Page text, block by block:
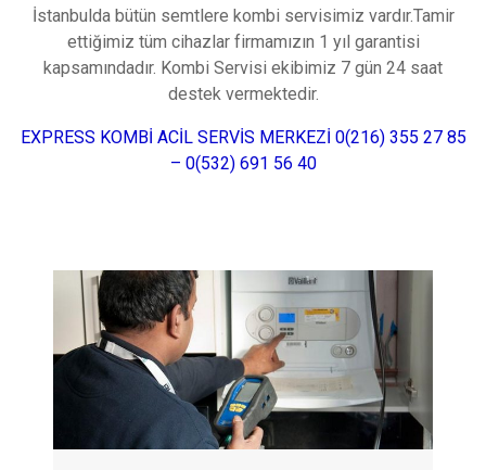
İstanbulda bütün semtlere kombi servisimiz vardır.Tamir
ettiğimiz tüm cihazlar firmamızın 1 yıl garantisi
kapsamındadır. Kombi Servisi ekibimiz 7 gün 24 saat
destek vermektedir.
EXPRESS KOMBİ ACİL SERVİS MERKEZİ 0(216) 355 27 85
– 0(532) 691 56 40